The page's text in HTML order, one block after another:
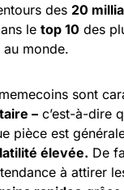
des 20
le top 10 des
monde.
sont
– c’est-à-dire
pièce est
élevée. De
à attirer